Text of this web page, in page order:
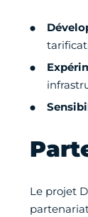
Le projet